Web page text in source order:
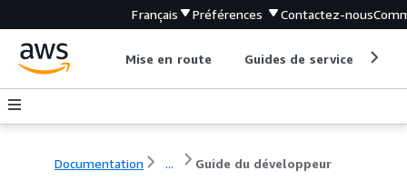
Français Préférences Contactez-nous
Mise en route Guides de service
Documentation ... Guide du développeur